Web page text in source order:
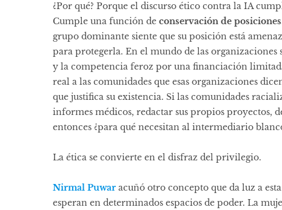
¿Por qué? Porque el discurso ético contra la IA
Cumple una función de conservación de posiciones
grupo dominante siente que su posición está
para protegerla. En el mundo de las
y la competencia feroz por una financiación
real a las comunidades que esas organizaciones
que justifica su existencia. Si las comunidades
informes médicos, redactar sus propios proyectos,
entonces ¿para qué necesitan al intermediario
La ética se convierte en el disfraz del privilegio.
Nirmal Puwar acuñó otro concepto que da luz a
esperan en determinados espacios de poder. La